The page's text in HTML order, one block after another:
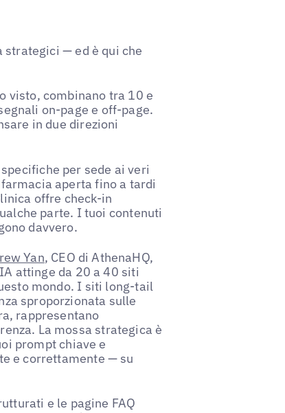
strategici — ed è qui che
visto, combinano tra 10 e
on-page e off-page.
in due direzioni
per sede ai veri
aperta fino a tardi
offre check-in
parte. I tuoi contenuti
davvero.
Yan, CEO di AthenaHQ,
attinge da 20 a 40 siti
mondo. I siti long-tail
sproporzionata sulle
rappresentano
La mossa strategica è
prompt chiave e
e correttamente — su
e le pagine FAQ